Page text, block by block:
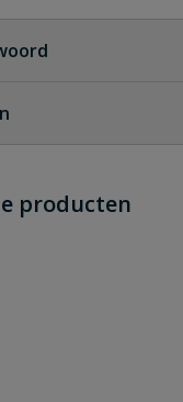
een beoordeling
producten